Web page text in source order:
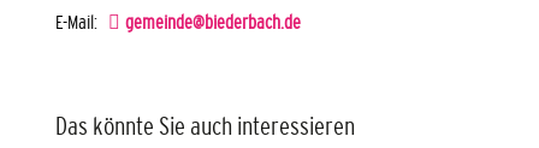
E-Mail:
gemeinde@biederbach.de
Das könnte Sie auch interessieren